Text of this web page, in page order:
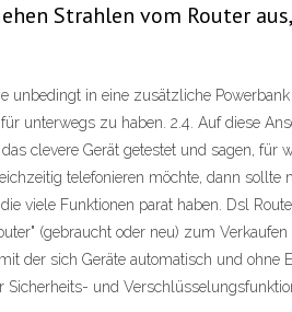
Strahlen vom Router
in eine zusätzliche
unterwegs zu haben. 2.4. Auf diese
clevere Gerät getestet und sagen,
telefonieren möchte, dann
viele Funktionen parat haben. Dsl
(gebraucht oder neu) zum
der sich Geräte automatisch und ohne
und